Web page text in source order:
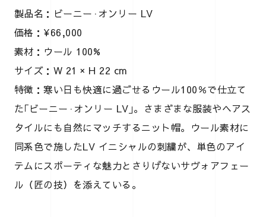
製品名：ビーニー·オンリー LV
価格：¥66,000
素材：ウール 100%
サイズ：W 21 × H 22 cm
特徴：寒い日も快適に過ごせるウール100％で仕立て
た｢ビーニー·オンリー LV｣。さまざまな服装やヘアス
タイルにも自然にマッチするニット帽。ウール素材に
同系色で施したLV イニシャルの刺繍が、単色のアイ
テムにスポーティな魅力とさりげないサヴォアフェー
ル（匠の技）を添えている。